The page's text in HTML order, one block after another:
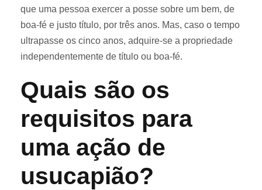
que uma pessoa exercer a posse sobre um bem, de
boa-fé e justo título, por três anos. Mas, caso o tempo
ultrapasse os cinco anos, adquire-se a propriedade
independentemente de título ou boa-fé.
Quais são os
requisitos para
uma ação de
usucapião?